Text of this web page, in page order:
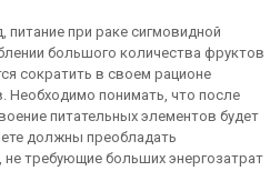
при раке сигмовидной
большого количества фруктов
сократить в своем рационе
понимать, что после
питательных элементов будет
должны преобладать
требующие больших энергозатрат